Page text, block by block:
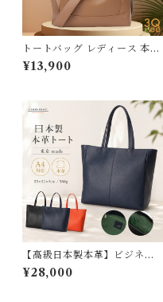
トートバッグ レディース 本革
ハンドバッグ 2way ショルダ
ーバッグ 斜めがけ 大人 軽量
ー付き 通勤 通学 旅行 おしゃ
れ かわいい ギフト プレゼント
3Qee 282389_bw
¥13,900
【高級日本製本革】ビジネス
トートバッグ メンズ A4 15.6
インチ PC収納 レディース 牛
¥28,000